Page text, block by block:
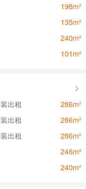
198m²
135m²
240m²
101m²
出租
286m²
出租
286m²
出租
286m²
246m²
240m²